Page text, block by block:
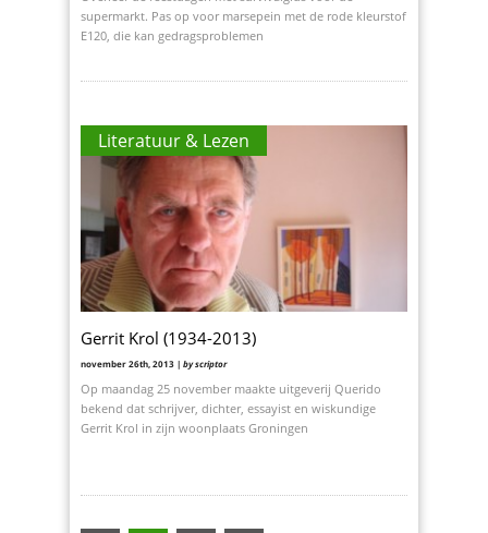
supermarkt. Pas op voor marsepein met de rode kleurstof
E120, die kan gedragsproblemen
Literatuur & Lezen
Gerrit Krol (1934-2013)
november 26th, 2013 | by scriptor
Op maandag 25 november maakte uitgeverij Querido
bekend dat schrijver, dichter, essayist en wiskundige
Gerrit Krol in zijn woonplaats Groningen